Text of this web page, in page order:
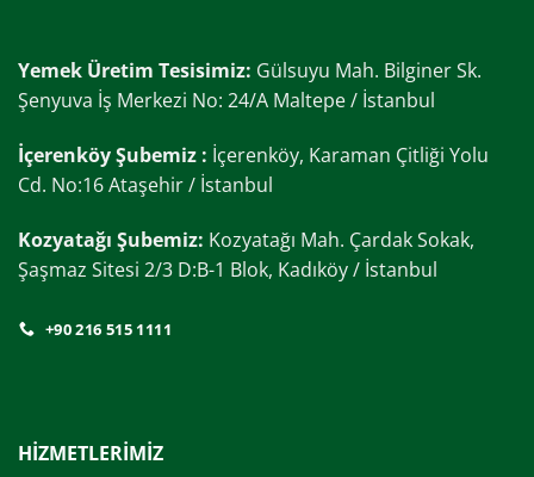
Yemek Üretim Tesisimiz: Gülsuyu Mah. Bilginer Sk.
Şenyuva İş Merkezi No: 24/A Maltepe / İstanbul
İçerenköy Şubemiz : İçerenköy, Karaman Çitliği Yolu
Cd. No:16 Ataşehir / İstanbul
Kozyatağı Şubemiz: Kozyatağı Mah. Çardak Sokak,
Şaşmaz Sitesi 2/3 D:B-1 Blok, Kadıköy / İstanbul
+90 216 515 1111
HİZMETLERİMİZ